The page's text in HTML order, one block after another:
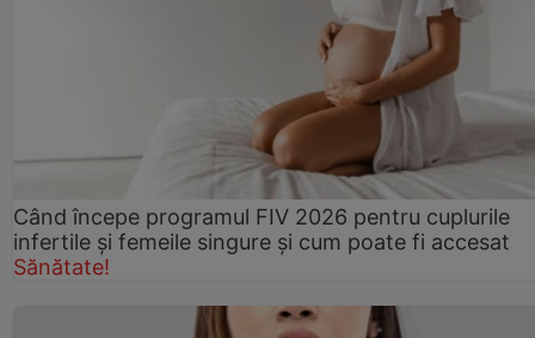
Când începe programul FIV 2026 pentru cuplurile
infertile şi femeile singure şi cum poate fi accesat
Sănătate!